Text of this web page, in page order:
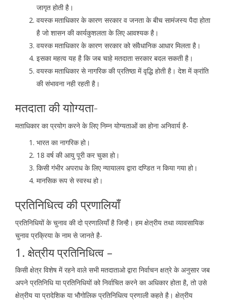
जागृत होती है।
वयस्क मताधिकार के कारण सरकार व जनता के बीच सामंजस्य पैदा होता
है जो शासन की कार्यकुशलता के लिए आवश्यक है।
वयस्क मताधिकार के कारण सरकार को संवैधानिक आधार मिलता है।
इसका महत्व यह है कि जब चाहे मतदाता सरकार बदल सकती है।
वयस्क मताधिकार से नागरिक की प्रतिष्ठा में वृद्धि होती है। देश में क्रांति
की संभावना नही रहती है।
मतदाता की याोग्यता-
मताधिकार का प्रयोग करने के लिए निम्न योग्यताओं का होना अनिवार्य है-
भारत का नागरिक हो।
18 वर्ष की आयु पूरी कर चुका हो।
किसी गंभीर अपराध के लिए न्यायालय द्वारा दण्डित न किया गया हो।
मानसिक रूप से स्वस्थ हो।
प्रतिनिधित्व की प्रणालियाँ
प्रतिनिधियों के चुनाव की दो प्रणालियाँ है जिन्है। हम क्षेत्रीय तथा व्यावसायिक
चुनाव प्रक्रिया के नाम से जानते है-
1. क्षेत्रीय प्रतिनिधित्व –
किसी क्षेत्र विशेष में रहने वाले सभी मतदाताओ द्वारा निर्वाचन क्षत्रे के अनुसार जब
अपने प्रतिनिधि या प्रतिनिधियों को निर्वाचित करने का अधिकार होता है, तो उसे
क्षेत्रीय या प्रादेशिक या भौगोलिक प्रतिनिधित्व प्रणाली कहते है। क्षेत्रीय